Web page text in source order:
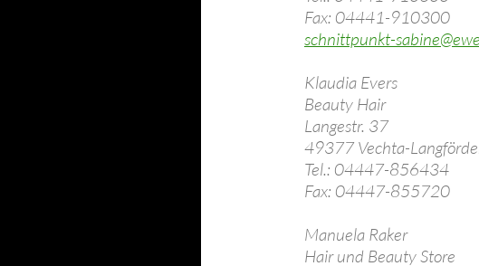
Fax: 04441-910300
schnittpunkt-
Klaudia Evers
Beauty Hair
Langestr. 37
49377 Vechta-
Tel.: 04447-856434
Fax: 04447-855720
Manuela Raker
Hair und Beauty Store